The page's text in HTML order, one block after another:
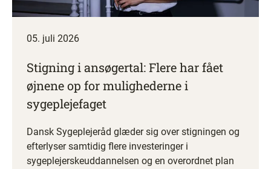
05. juli 2026
Stigning i ansøgertal: Flere har fået
øjnene op for mulighederne i
sygeplejefaget
Dansk Sygeplejeråd glæder sig over stigningen og
efterlyser samtidig flere investeringer i
sygeplejerskeuddannelsen og en overordnet plan